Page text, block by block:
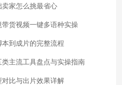
家怎么挑最省心
货视频一键多语种实操
到成片的完整流程
主流工具盘点与实操指南
比与出片效果详解